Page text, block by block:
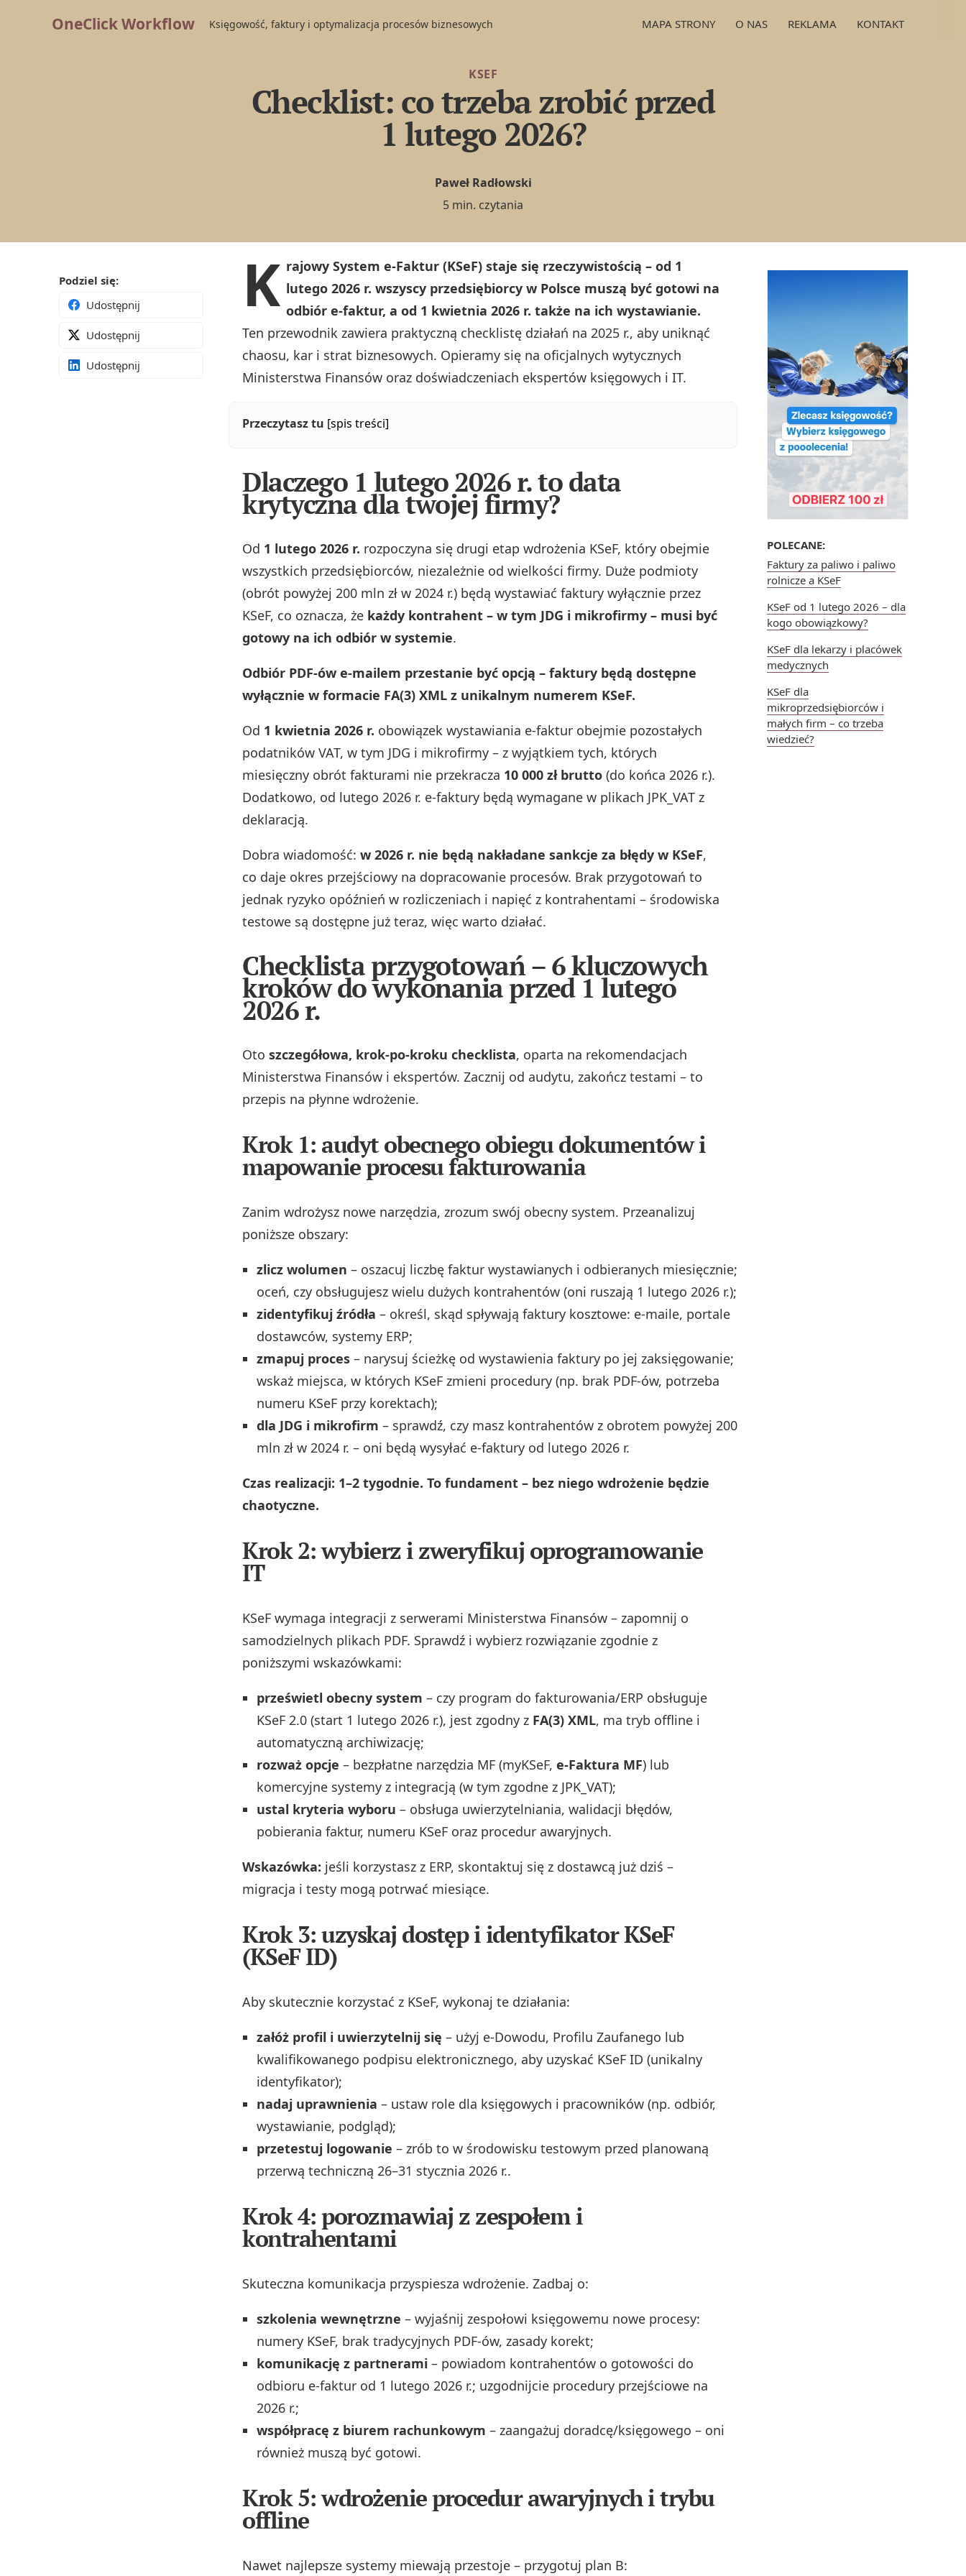
OneClick Workflow Księgowość, faktury i optymalizacja procesów biznesowych MAPA STRONY O NAS REKLAMA KONTAKT
KSEF
Checklist: co trzeba zrobić przed
1 lutego 2026?
Paweł Radłowski
5 min. czytania
POLECANE:
Faktury za paliwo i paliwo
rolnicze a KSeF
KSeF od 1 lutego 2026 – dla
kogo obowiązkowy?
KSeF dla lekarzy i placówek
medycznych
KSeF dla
mikroprzedsiębiorców i
małych firm – co trzeba
wiedzieć?
Podziel się:
Udostępnij
Udostępnij
Udostępnij
K rajowy System e-Faktur (KSeF) staje się rzeczywistością – od 1
lutego 2026 r. wszyscy przedsiębiorcy w Polsce muszą być gotowi na
odbiór e-faktur, a od 1 kwietnia 2026 r. także na ich wystawianie.
Ten przewodnik zawiera praktyczną checklistę działań na 2025 r., aby uniknąć
chaosu, kar i strat biznesowych. Opieramy się na oficjalnych wytycznych
Ministerstwa Finansów oraz doświadczeniach ekspertów księgowych i IT.
Przeczytasz tu [spis treści]
Dlaczego 1 lutego 2026 r. to data
krytyczna dla twojej firmy?
Od 1 lutego 2026 r. rozpoczyna się drugi etap wdrożenia KSeF, który obejmie
wszystkich przedsiębiorców, niezależnie od wielkości firmy. Duże podmioty
(obrót powyżej 200 mln zł w 2024 r.) będą wystawiać faktury wyłącznie przez
KSeF, co oznacza, że każdy kontrahent – w tym JDG i mikrofirmy – musi być
gotowy na ich odbiór w systemie.
Odbiór PDF-ów e‑mailem przestanie być opcją – faktury będą dostępne
wyłącznie w formacie FA(3) XML z unikalnym numerem KSeF.
Od 1 kwietnia 2026 r. obowiązek wystawiania e‑faktur obejmie pozostałych
podatników VAT, w tym JDG i mikrofirmy – z wyjątkiem tych, których
miesięczny obrót fakturami nie przekracza 10 000 zł brutto (do końca 2026 r.).
Dodatkowo, od lutego 2026 r. e‑faktury będą wymagane w plikach JPK_VAT z
deklaracją.
Dobra wiadomość: w 2026 r. nie będą nakładane sankcje za błędy w KSeF,
co daje okres przejściowy na dopracowanie procesów. Brak przygotowań to
jednak ryzyko opóźnień w rozliczeniach i napięć z kontrahentami – środowiska
testowe są dostępne już teraz, więc warto działać.
Checklista przygotowań – 6 kluczowych
kroków do wykonania przed 1 lutego
2026 r.
Oto szczegółowa, krok‑po‑kroku checklista, oparta na rekomendacjach
Ministerstwa Finansów i ekspertów. Zacznij od audytu, zakończ testami – to
przepis na płynne wdrożenie.
Krok 1: audyt obecnego obiegu dokumentów i
mapowanie procesu fakturowania
Zanim wdrożysz nowe narzędzia, zrozum swój obecny system. Przeanalizuj
poniższe obszary:
zlicz wolumen – oszacuj liczbę faktur wystawianych i odbieranych miesięcznie;
oceń, czy obsługujesz wielu dużych kontrahentów (oni ruszają 1 lutego 2026 r.);
zidentyfikuj źródła – określ, skąd spływają faktury kosztowe: e‑maile, portale
dostawców, systemy ERP;
zmapuj proces – narysuj ścieżkę od wystawienia faktury po jej zaksięgowanie;
wskaż miejsca, w których KSeF zmieni procedury (np. brak PDF‑ów, potrzeba
numeru KSeF przy korektach);
dla JDG i mikrofirm – sprawdź, czy masz kontrahentów z obrotem powyżej 200
mln zł w 2024 r. – oni będą wysyłać e‑faktury od lutego 2026 r.
Czas realizacji: 1–2 tygodnie. To fundament – bez niego wdrożenie będzie
chaotyczne.
Krok 2: wybierz i zweryfikuj oprogramowanie
IT
KSeF wymaga integracji z serwerami Ministerstwa Finansów – zapomnij o
samodzielnych plikach PDF. Sprawdź i wybierz rozwiązanie zgodnie z
poniższymi wskazówkami:
prześwietl obecny system – czy program do fakturowania/ERP obsługuje
KSeF 2.0 (start 1 lutego 2026 r.), jest zgodny z FA(3) XML, ma tryb offline i
automatyczną archiwizację;
rozważ opcje – bezpłatne narzędzia MF (myKSeF, e‑Faktura MF) lub
komercyjne systemy z integracją (w tym zgodne z JPK_VAT);
ustal kryteria wyboru – obsługa uwierzytelniania, walidacji błędów,
pobierania faktur, numeru KSeF oraz procedur awaryjnych.
Wskazówka: jeśli korzystasz z ERP, skontaktuj się z dostawcą już dziś –
migracja i testy mogą potrwać miesiące.
Krok 3: uzyskaj dostęp i identyfikator KSeF
(KSeF ID)
Aby skutecznie korzystać z KSeF, wykonaj te działania:
załóż profil i uwierzytelnij się – użyj e‑Dowodu, Profilu Zaufanego lub
kwalifikowanego podpisu elektronicznego, aby uzyskać KSeF ID (unikalny
identyfikator);
nadaj uprawnienia – ustaw role dla księgowych i pracowników (np. odbiór,
wystawianie, podgląd);
przetestuj logowanie – zrób to w środowisku testowym przed planowaną
przerwą techniczną 26–31 stycznia 2026 r..
Krok 4: porozmawiaj z zespołem i
kontrahentami
Skuteczna komunikacja przyspiesza wdrożenie. Zadbaj o:
szkolenia wewnętrzne – wyjaśnij zespołowi księgowemu nowe procesy:
numery KSeF, brak tradycyjnych PDF‑ów, zasady korekt;
komunikację z partnerami – powiadom kontrahentów o gotowości do
odbioru e‑faktur od 1 lutego 2026 r.; uzgodnijcie procedury przejściowe na
2026 r.;
współpracę z biurem rachunkowym – zaangażuj doradcę/księgowego – oni
również muszą być gotowi.
Krok 5: wdrożenie procedur awaryjnych i trybu
offline
Nawet najlepsze systemy miewają przestoje – przygotuj plan B: